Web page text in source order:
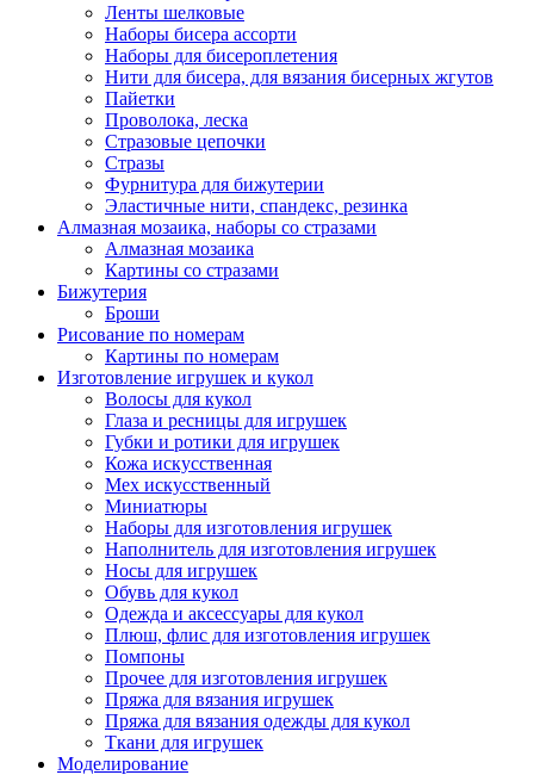
Ленты шелковые
Наборы бисера ассорти
Наборы для бисероплетения
Нити для бисера, для вязания бисерных жгутов
Пайетки
Проволока, леска
Стразовые цепочки
Стразы
Фурнитура для бижутерии
Эластичные нити, спандекс, резинка
Алмазная мозаика, наборы со стразами
Алмазная мозаика
Картины co стразами
Бижутерия
Броши
Рисование по номерам
Картины по номерам
Изготовление игрушек и кукол
Волосы для кукол
Глаза и ресницы для игрушек
Губки и ротики для игрушек
Кожа искусственная
Мех искусственный
Миниатюры
Наборы для изготовления игрушек
Наполнитель для изготовления игрушек
Носы для игрушек
Обувь для кукол
Одежда и аксессуары для кукол
Плюш, флис для изготовления игрушек
Помпоны
Прочее для изготовления игрушек
Пряжа для вязания игрушек
Пряжа для вязания одежды для кукол
Ткани для игрушек
Моделирование